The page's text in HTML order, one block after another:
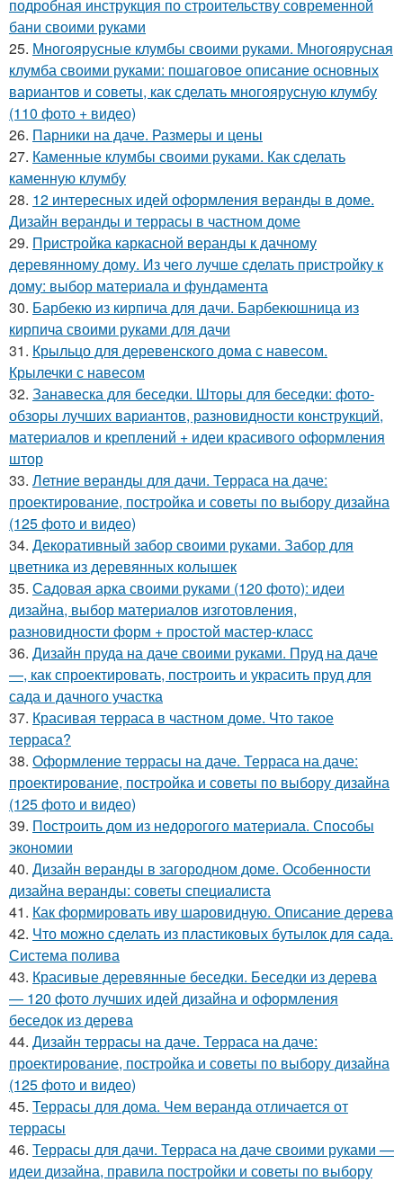
подробная инструкция по строительству современной
бани своими руками
25. Многоярусные клумбы своими руками. Многоярусная
клумба своими руками: пошаговое описание основных
вариантов и советы, как сделать многоярусную клумбу
(110 фото + видео)
26. Парники на даче. Размеры и цены
27. Каменные клумбы своими руками. Как сделать
каменную клумбу
28. 12 интересных идей оформления веранды в доме.
Дизайн веранды и террасы в частном доме
29. Пристройка каркасной веранды к дачному
деревянному дому. Из чего лучше сделать пристройку к
дому: выбор материала и фундамента
30. Барбекю из кирпича для дачи. Барбекюшница из
кирпича своими руками для дачи
31. Крыльцо для деревенского дома с навесом.
Крылечки с навесом
32. Занавеска для беседки. Шторы для беседки: фото-
обзоры лучших вариантов, разновидности конструкций,
материалов и креплений + идеи красивого оформления
штор
33. Летние веранды для дачи. Терраса на даче:
проектирование, постройка и советы по выбору дизайна
(125 фото и видео)
34. Декоративный забор своими руками. Забор для
цветника из деревянных колышек
35. Садовая арка своими руками (120 фото): идеи
дизайна, выбор материалов изготовления,
разновидности форм + простой мастер-класс
36. Дизайн пруда на даче своими руками. Пруд на даче
—, как спроектировать, построить и украсить пруд для
сада и дачного участка
37. Красивая терраса в частном доме. Что такое
терраса?
38. Оформление террасы на даче. Терраса на даче:
проектирование, постройка и советы по выбору дизайна
(125 фото и видео)
39. Построить дом из недорогого материала. Способы
экономии
40. Дизайн веранды в загородном доме. Особенности
дизайна веранды: советы специалиста
41. Как формировать иву шаровидную. Описание дерева
42. Что можно сделать из пластиковых бутылок для сада.
Система полива
43. Красивые деревянные беседки. Беседки из дерева
— 120 фото лучших идей дизайна и оформления
беседок из дерева
44. Дизайн террасы на даче. Терраса на даче:
проектирование, постройка и советы по выбору дизайна
(125 фото и видео)
45. Террасы для дома. Чем веранда отличается от
террасы
46. Террасы для дачи. Терраса на даче своими руками —
идеи дизайна, правила постройки и советы по выбору